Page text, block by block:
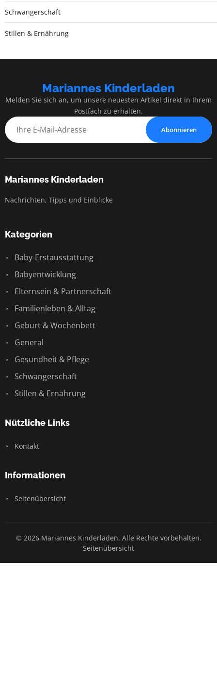
Schwangerschaft
Stillen & Ernährung
Mariannes Kinderladen
Melden Sie sich an, um unsere neuesten Artikel direkt in Ihrem
Postfach zu erhalten.
Abonnieren
Mariannes Kinderladen
Nachrichten, Tipps und Einblicke
Kategorien
Baby-Erstausstattung
Babyentwicklung
Elternsein & Partnerschaft
Familienleben & Alltag
Geburt & Wochenbett
General
Gesundheit & Pflege
Schwangerschaft
Stillen & Ernährung
Nützliche Links
Kontakt
Informationen
Seitenübersicht
© 2026 Mariannes Kinderladen. Alle Rechte vorbehalten.
Seitenübersicht